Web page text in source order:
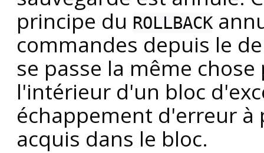
principe du ROLLBACK
commandes depuis le
se passe la même
l'intérieur d'un bloc
échappement d'erreur à
acquis dans le bloc.